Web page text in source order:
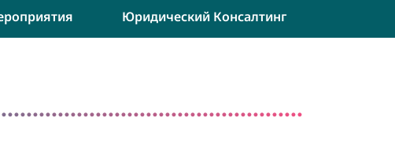
Юридический Консалтинг